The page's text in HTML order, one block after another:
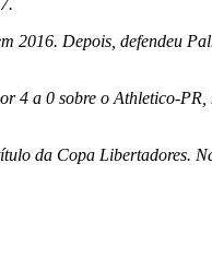
2016. Depois, defendeu
4 a 0 sobre o Athletico-
da Copa Libertadores.